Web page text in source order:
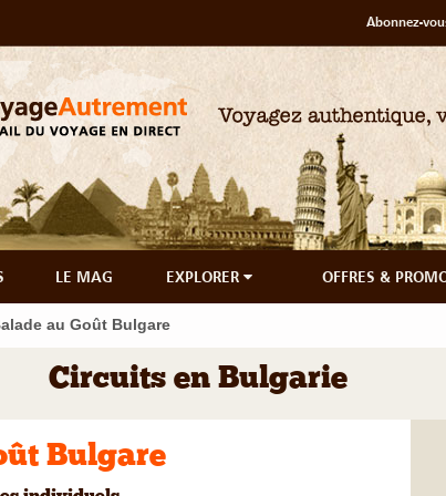
Abonnez-
LE MAG EXPLORER OFFRES &
au Goût Bulgare
Circuits en Bulgarie
Bulgare